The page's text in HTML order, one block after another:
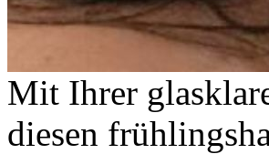
Mit Ihrer
diesen